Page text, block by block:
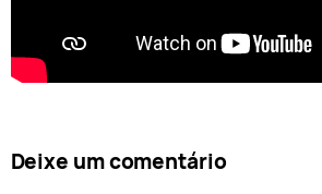
Deixe um comentário